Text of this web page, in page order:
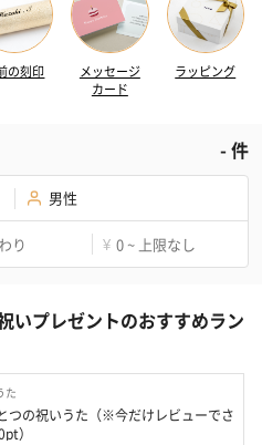
の刻印
メッセージ
カード
ラッピング
-件
男性
り ¥ 0 ~ 上限なし
いプレゼントのおすすめラン
た
つの祝いうた（※今だけレビューでさ
）